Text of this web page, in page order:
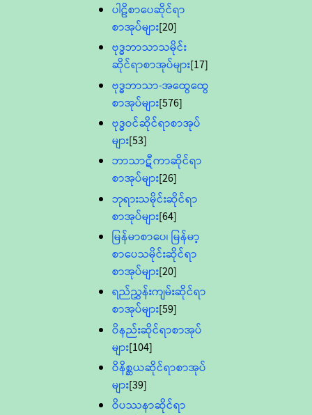
ပါဠိစာပေဆိုင်ရာ
စာအုပ်များ[20]
ဗုဒ္ဓဘာသာသမိုင်း
ဆိုင်ရာစာအုပ်များ[17]
ဗုဒ္ဓဘာသာ-အထွေထွေ
စာအုပ်များ[576]
ဗုဒ္ဓဝင်ဆိုင်ရာစာအုပ်
များ[53]
ဘာသာဋီကာဆိုင်ရာ
စာအုပ်များ[26]
ဘုရားသမိုင်းဆိုင်ရာ
စာအုပ်များ[64]
မြန်မာစာပေ၊ မြန်မာ့
စာပေသမိုင်းဆိုင်ရာ
စာအုပ်များ[20]
ရည်ညွှန်းကျမ်းဆိုင်ရာ
စာအုပ်များ[59]
ဝိနည်းဆိုင်ရာစာအုပ်
များ[104]
ဝိနိစ္ဆယဆိုင်ရာစာအုပ်
များ[39]
ဝိပဿနာဆိုင်ရာ